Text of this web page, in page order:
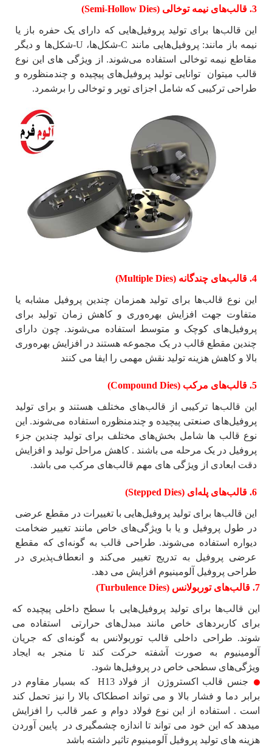
3. قالب‌های نیمه توخالی (Semi-Hollow Dies)
این قالب‌ها برای تولید پروفیل‌هایی که دارای یک حفره باز یا
نیمه باز مانند: پروفیل‌هایی مانند C-شکل‌ها، U-شکل‌ها و دیگر
مقاطع نیمه توخالی استفاده می‌شوند. از ویژگی های این نوع
قالب میتوان توانایی تولید پروفیل‌های پیچیده و چندمنظوره و
طراحی ترکیبی که شامل اجزای توپر و توخالی را برشمرد.
4. قالب‌های چندگانه (Multiple Dies)
این نوع قالب‌ها برای تولید همزمان چندین پروفیل مشابه یا
متفاوت جهت افزایش بهره‌وری و کاهش زمان تولید برای
پروفیل‌های کوچک و متوسط استفاده می‌شوند. چون دارای
چندین مقطع قالب در یک مجموعه هستند در افزایش بهره‌وری
بالا و کاهش هزینه تولید نقش مهمی را ایفا می کنند
5. قالب‌های مرکب (Compound Dies)
این قالب‌ها ترکیبی از قالب‌های مختلف هستند و برای تولید
پروفیل‌های صنعتی پیچیده و چندمنظوره استفاده می‌شوند. این
نوع قالب ها شامل بخش‌های مختلف برای تولید چندین جزء
پروفیل در یک مرحله می باشند . کاهش مراحل تولید و افزایش
دقت ابعادی از ویژگی های مهم قالب‌های مرکب می باشد.
6. قالب‌های پله‌ای (Stepped Dies)
این قالب‌ها برای تولید پروفیل‌هایی با تغییرات در مقطع عرضی
در طول پروفیل و یا با ویژگی‌های خاص مانند تغییر ضخامت
دیواره استفاده می‌شوند. طراحی قالب به گونه‌ای که مقطع
عرضی پروفیل به تدریج تغییر می‌کند و انعطاف‌پذیری در
طراحی پروفیل آلومینیوم افزایش می دهد.
7. قالب‌های توربولانس (Turbulence Dies)
این قالب‌ها برای تولید پروفیل‌هایی با سطح داخلی پیچیده که
برای کاربردهای خاص مانند مبدل‌های حرارتی استفاده می
شوند. طراحی داخلی قالب توربولانس به گونه‌ای که جریان
آلومینیوم به صورت آشفته حرکت کند تا منجر به ایجاد
ویژگی‌های سطحی خاص در پروفیل‌ها شود.
جنس قالب اکستروژن از فولاد H13 که بسیار مقاوم در
برابر دما و فشار بالا و می تواند اصطکاک بالا را نیز تحمل کند
است . استفاده از این نوع فولاد دوام و عمر قالب را افزایش
میدهد که این خود می تواند تا اندازه چشمگیری در پایین آوردن
هزینه های تولید پروفیل آلومینیوم تاثیر داشته باشد